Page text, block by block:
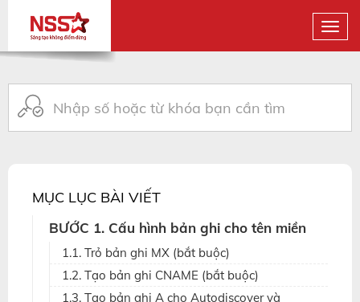
MỤC LỤC BÀI VIẾT
BƯỚC 1. Cấu hình bản ghi cho tên miền
1.1. Trỏ bản ghi MX (bắt buộc)
1.2. Tạo bản ghi CNAME (bắt buộc)
1.3. Tạo bản ghi A cho Autodiscover và